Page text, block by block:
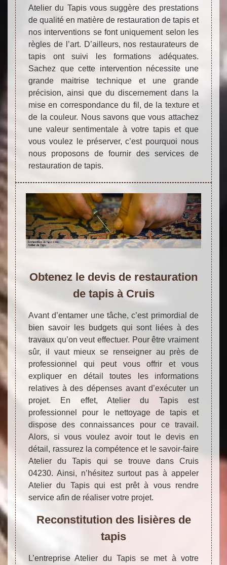
Atelier du Tapis vous suggère des prestations
de qualité en matière de restauration de tapis et
nos interventions se font uniquement selon les
règles de l’art. D’ailleurs, nos restaurateurs de
tapis ont suivi les formations adéquates.
Sachez que cette intervention nécessite une
grande maitrise technique et une grande
précision, ainsi que du discernement dans la
mise en correspondance du fil, de la texture et
de la couleur. Nous savons que vous attachez
une valeur sentimentale à votre tapis et que
vous voulez le préserver, c’est pourquoi nous
nous proposons de fournir des services de
restauration de tapis.
Obtenez le devis de restauration
de tapis à Cruis
Avant d’entamer une tâche, c’est primordial de
bien savoir les budgets qui sont liées à des
travaux qu’on veut effectuer. Pour être vraiment
sûr, il vaut mieux se renseigner au près de
professionnel qui peut vous offrir et vous
expliquer en détail toutes les informations
relatives à des dépenses avant d’exécuter un
projet. En effet, Atelier du Tapis est
professionnel pour le nettoyage de tapis et
dispose des connaissances pour ce travail.
Alors, si vous voulez avoir tout le devis en
détail, rassurez la compétence et le savoir-faire
Atelier du Tapis qui se trouve dans Cruis
04230. Ainsi, n’hésitez surtout pas à appeler
Atelier du Tapis qui est prêt à vous rendre
service afin de réaliser votre projet.
Reconstitution des lisières de
tapis
L’entreprise Atelier du Tapis se met à votre